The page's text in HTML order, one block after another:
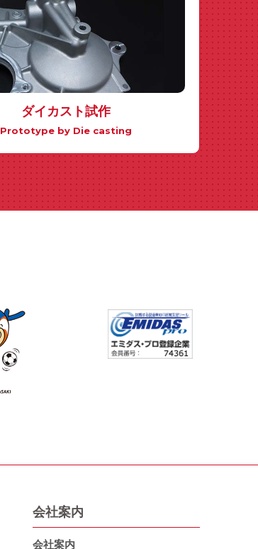
ダイカスト試作
Prototype by Die casting
会社案内
会社案内